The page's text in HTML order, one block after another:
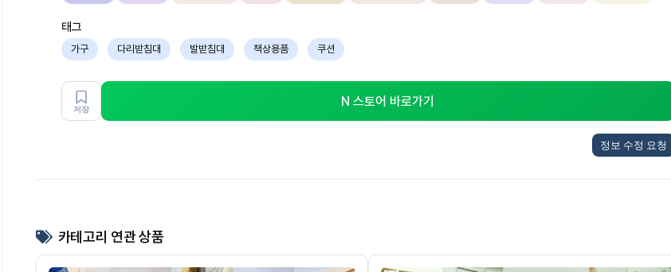
태그
가구 다리받침대 발받침대 책상용품 쿠션
저장
N 스토어 바로가기
정보 수정 요청
카테고리 연관 상품